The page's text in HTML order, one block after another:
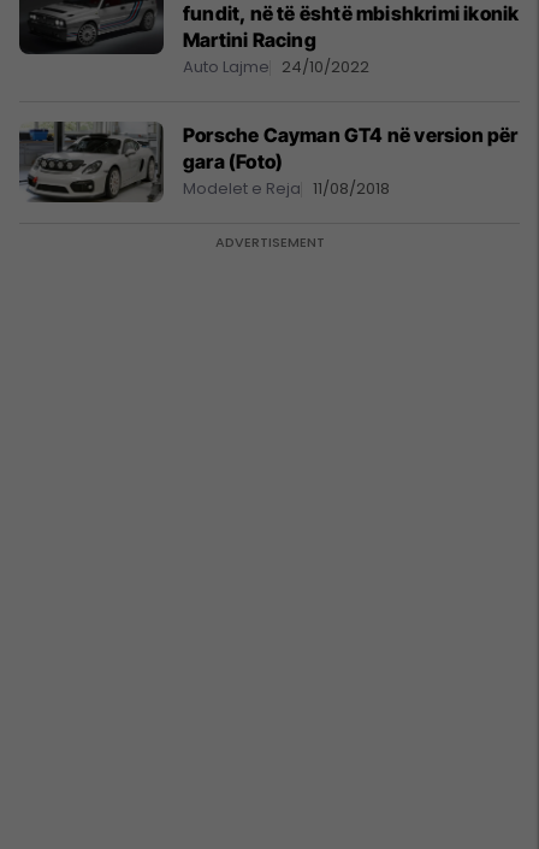
fundit, në të është mbishkrimi ikonik
Martini Racing
Auto Lajme 24/10/2022
Porsche Cayman GT4 në version për
gara (Foto)
Modelet e Reja 11/08/2018